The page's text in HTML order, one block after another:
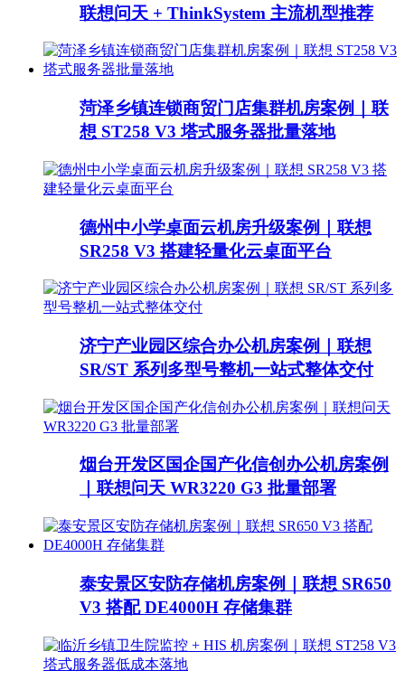
联想问天 + ThinkSystem 主流机型推荐
菏泽乡镇连锁商贸门店集群机房案例｜联
想 ST258 V3 塔式服务器批量落地
德州中小学桌面云机房升级案例｜联想
SR258 V3 搭建轻量化云桌面平台
济宁产业园区综合办公机房案例｜联想
SR/ST 系列多型号整机一站式整体交付
烟台开发区国企国产化信创办公机房案例
｜联想问天 WR3220 G3 批量部署
泰安景区安防存储机房案例｜联想 SR650
V3 搭配 DE4000H 存储集群